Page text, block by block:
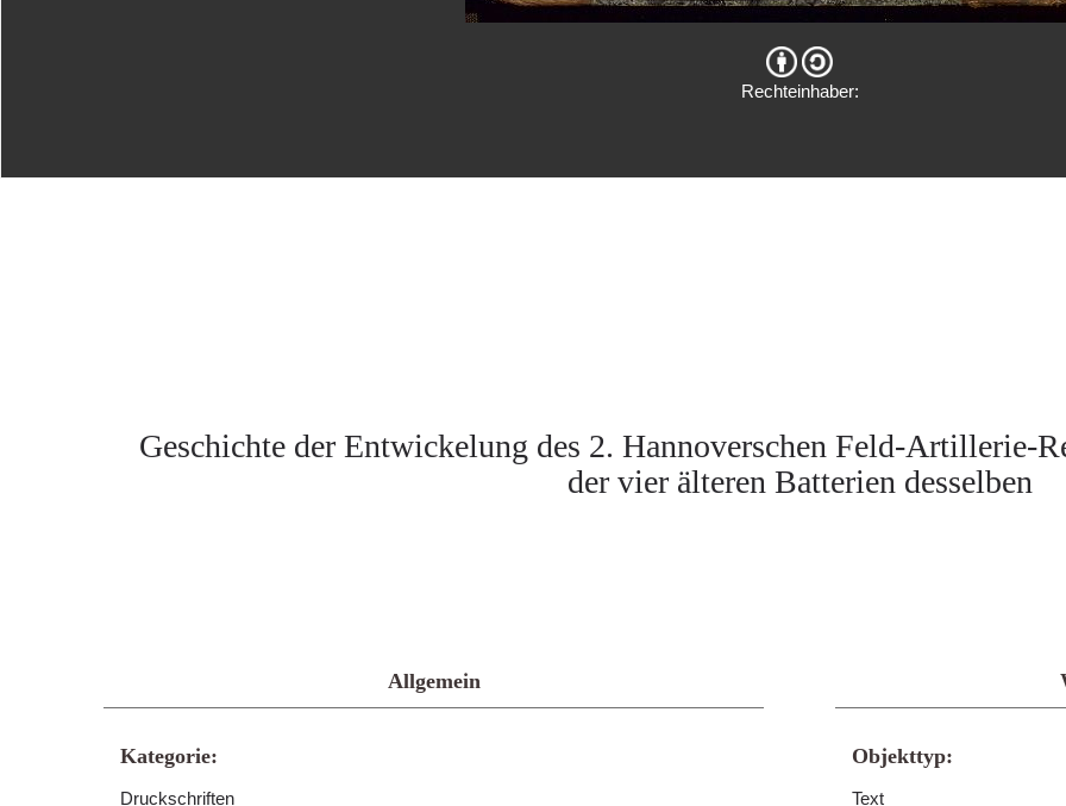
Rechteinhaber:
Geschichte der Entwickelung des 2. Hannoverschen Feld-Artillerie-
der vier älteren Batterien desselben
Allgemein
Kategorie:
Druckschriften
Objekttyp:
Text